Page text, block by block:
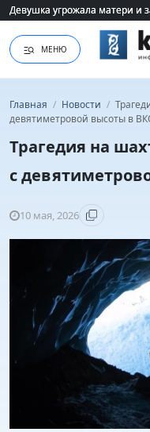
Девушка угрожала матери и
Девушка угрожала матери и
МЕНЮ
Главная / Новости /
девятиметровой высоты в
Трагедия на
с
10 мая, 2026